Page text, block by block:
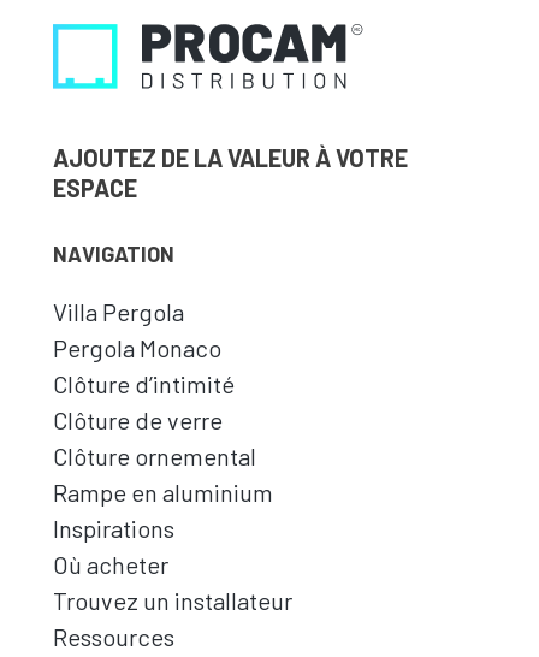
AJOUTEZ DE LA VALEUR À VOTRE
ESPACE
NAVIGATION
Villa Pergola
Pergola Monaco
Clôture d’intimité
Clôture de verre
Clôture ornemental
Rampe en aluminium
Inspirations
Où acheter
Trouvez un installateur
Ressources